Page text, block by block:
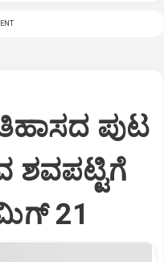
ಪುಟ
ಶವಪಟ್ಟಿಗೆ
21